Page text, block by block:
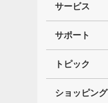
サービス
サポート
トピック
ショッピング